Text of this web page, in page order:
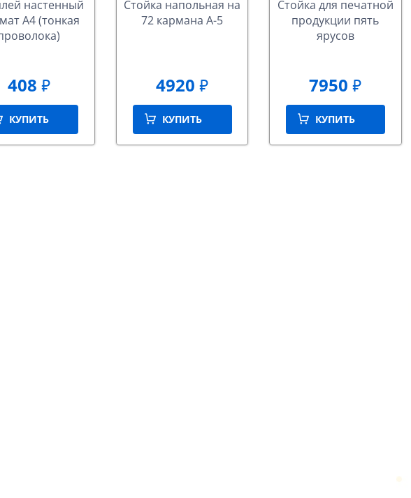
настенный
А4 (тонкая
408 ₽
КУПИТЬ
Стойка напольная на
72 кармана А-5
4920₽
КУПИТЬ
Стойка для печатной
продукции пять
ярусов
7950₽
КУПИТЬ